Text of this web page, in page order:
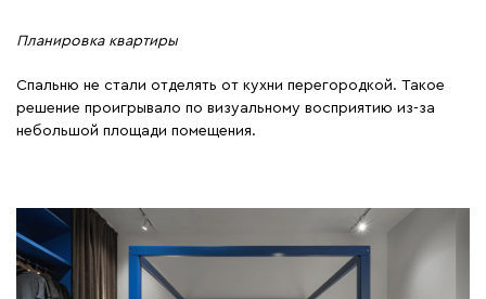
Планировка квартиры
Спальню не стали отделять от кухни перегородкой. Такое
решение проигрывало по визуальному восприятию из-за
небольшой площади помещения.